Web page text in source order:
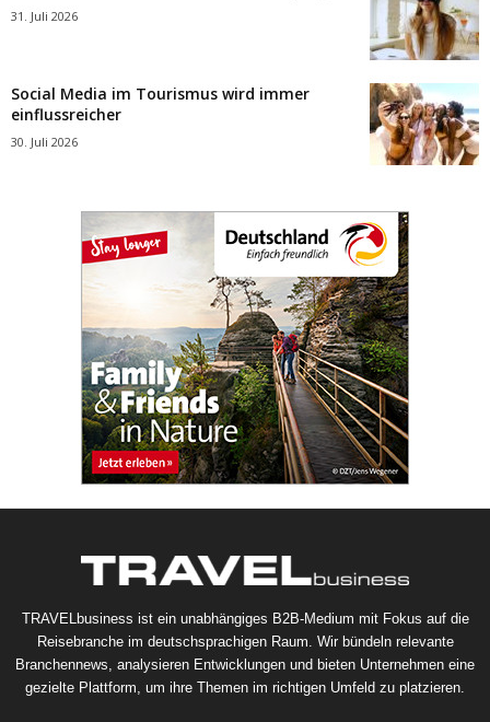
31. Juli 2026
Social Media im Tourismus wird immer
einflussreicher
30. Juli 2026
TRAVELbusiness ist ein unabhängiges B2B-Medium mit Fokus auf die
Reisebranche im deutschsprachigen Raum. Wir bündeln relevante
Branchennews, analysieren Entwicklungen und bieten Unternehmen eine
gezielte Plattform, um ihre Themen im richtigen Umfeld zu platzieren.